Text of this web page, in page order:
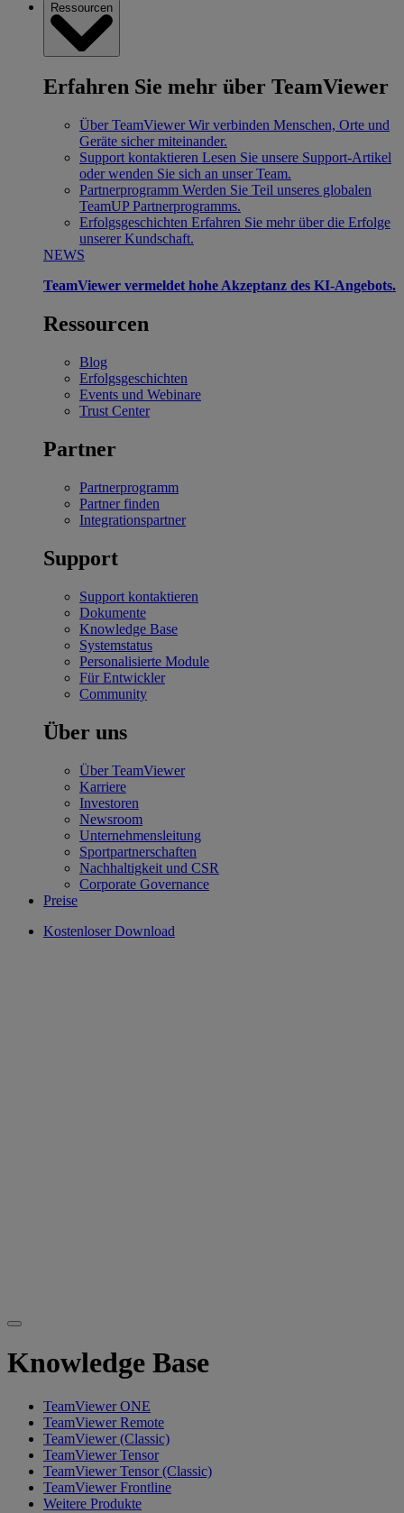
Ressourcen
Erfahren Sie mehr über TeamViewer
Über TeamViewer Wir verbinden Menschen, Orte und
Geräte sicher miteinander.
Support kontaktieren Lesen Sie unsere Support-Artikel
oder wenden Sie sich an unser Team.
Partnerprogramm Werden Sie Teil unseres globalen
TeamUP Partnerprogramms.
Erfolgsgeschichten Erfahren Sie mehr über die Erfolge
unserer Kundschaft.
NEWS
TeamViewer vermeldet hohe Akzeptanz des KI-Angebots.
Ressourcen
Blog
Erfolgsgeschichten
Events und Webinare
Trust Center
Partner
Partnerprogramm
Partner finden
Integrationspartner
Support
Support kontaktieren
Dokumente
Knowledge Base
Systemstatus
Personalisierte Module
Für Entwickler
Community
Über uns
Über TeamViewer
Karriere
Investoren
Newsroom
Unternehmensleitung
Sportpartnerschaften
Nachhaltigkeit und CSR
Corporate Governance
Preise
Kostenloser Download
Knowledge Base
TeamViewer ONE
TeamViewer Remote
TeamViewer (Classic)
TeamViewer Tensor
TeamViewer Tensor (Classic)
TeamViewer Frontline
Weitere Produkte